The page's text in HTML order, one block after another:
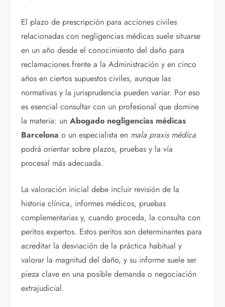
El plazo de prescripción para acciones civiles
relacionadas con negligencias médicas suele situarse
en un año desde el conocimiento del daño para
reclamaciones frente a la Administración y en cinco
años en ciertos supuestos civiles, aunque las
normativas y la jurisprudencia pueden variar. Por eso
es esencial consultar con un profesional que domine
la materia: unAbogado negligencias médicas
Barcelona o un especialista en mala praxis médica
podrá orientar sobre plazos, pruebas y la vía
procesal más adecuada.
La valoración inicial debe incluir revisión de la
historia clínica, informes médicos, pruebas
complementarias y, cuando proceda, la consulta con
peritos expertos. Estos peritos son determinantes para
acreditar la desviación de la práctica habitual y
valorar la magnitud del daño, y su informe suele ser
pieza clave en una posible demanda o negociación
extrajudicial.